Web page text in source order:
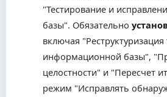
"Тестирование и
базы". Обязательно
включая "Реструктуризация
информационной базы",
целостности" и "Пересчет
режим "Исправлять